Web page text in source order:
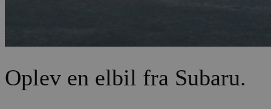
Oplev en elbil fra Subaru.